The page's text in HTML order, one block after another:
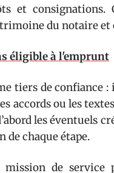
et consignations.
du notaire et
éligible à l'emprunt
tiers de confiance :
accords ou les
les éventuels
de chaque étape.
mission de service